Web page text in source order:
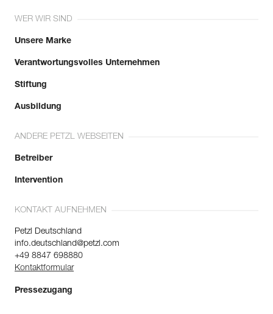
WER WIR SIND
Unsere Marke
Verantwortungsvolles Unternehmen
Stiftung
Ausbildung
ANDERE PETZL WEBSEITEN
Betreiber
Intervention
KONTAKT AUFNEHMEN
Petzl Deutschland
info.deutschland@petzl.com
+49 8847 698880
Kontaktformular
Pressezugang